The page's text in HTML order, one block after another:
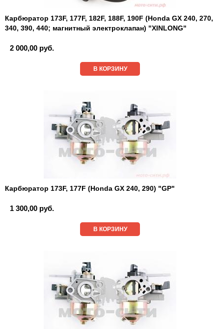
Карбюратор 173F, 177F, 182F, 188F, 190F (Honda GX 240, 270,
340, 390, 440; магнитный электроклапан) "XINLONG"
2 000,00 руб.
В КОРЗИНУ
Карбюратор 173F, 177F (Honda GX 240, 290) "GP"
1 300,00 руб.
В КОРЗИНУ